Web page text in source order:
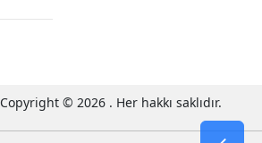
Copyright © 2026 . Her hakkı saklıdır.